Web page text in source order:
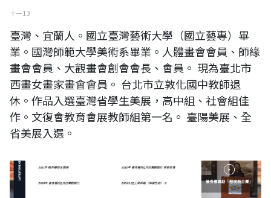
十一 13
臺灣、宜蘭人。國立臺灣藝術大學（國立藝專）畢
業。國灣師範大學美術系畢業。人體畫會會員、師緣
畫會會員、大觀畫會創會會長、會員。 現為臺北市
西畫女畫家畫會會員。 台北市立敦化國中教師退
休。作品入選臺灣省學生美展，高中組、社會組佳
作。文復會教育會展教師組第一名。 臺陽美展、全
省美展入選。